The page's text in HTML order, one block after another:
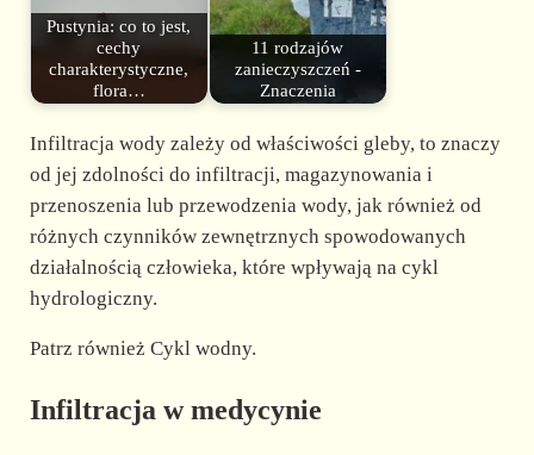
Pustynia: co to jest,
cechy
charakterystyczne,
flora…
11 rodzajów
zanieczyszczeń -
Znaczenia
Infiltracja wody zależy od właściwości gleby, to znaczy
od jej zdolności do infiltracji, magazynowania i
przenoszenia lub przewodzenia wody, jak również od
różnych czynników zewnętrznych spowodowanych
działalnością człowieka, które wpływają na cykl
hydrologiczny.
Patrz również Cykl wodny.
Infiltracja w medycynie